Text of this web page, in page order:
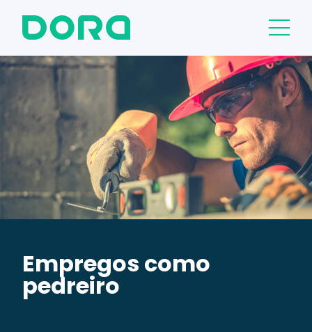
Empregos como
pedreiro